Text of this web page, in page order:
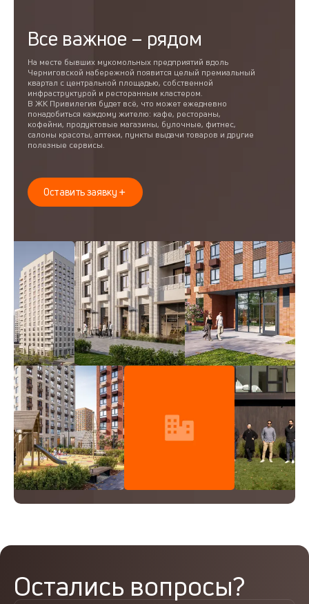
Все важное – рядом
На месте бывших мукомольных предприятий вдоль
Черниговской набережной появится целый премиальный
квартал с центральной площадью, собственной
инфраструктурой и ресторанным кластером.
В ЖК Привилегия будет всё, что может ежедневно
понадобиться каждому жителю: кафе, рестораны,
кофейни, продуктовые магазины, булочные, фитнес,
салоны красоты, аптеки, пункты выдачи товаров и другие
полезные сервисы.
Оставить заявку
Остались вопросы?